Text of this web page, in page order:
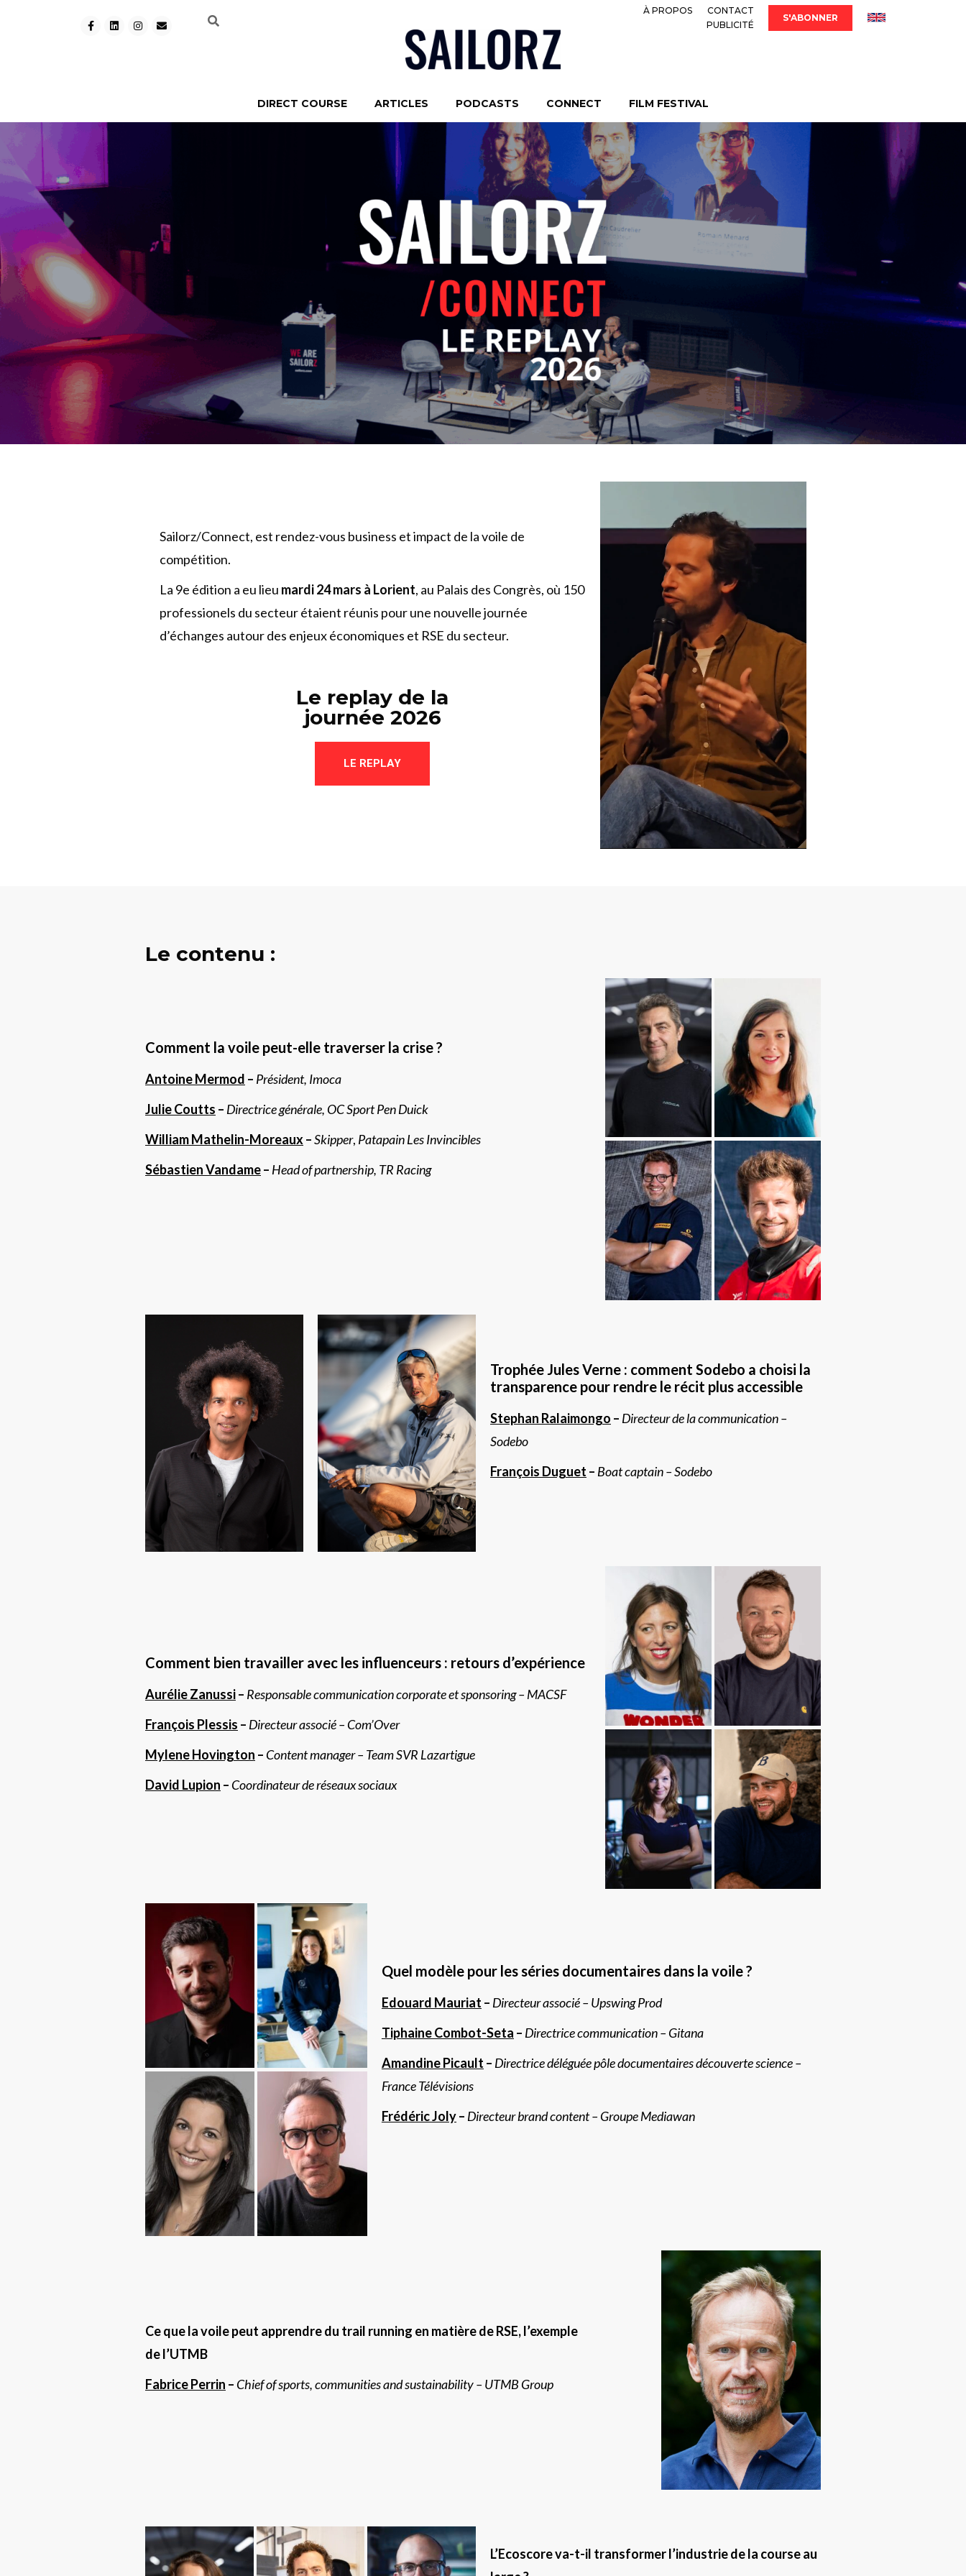
À PROPOS
CONTACT
PUBLICITÉ
S'ABONNER
DIRECT COURSE ARTICLES PODCASTS CONNECT FILM FESTIVAL
Sailorz/Connect, est rendez-vous business et impact de la voile de
compétition.
La 9e édition a eu lieu mardi 24 mars à Lorient, au Palais des Congrès, où 150
professionels du secteur étaient réunis pour une nouvelle journée
d’échanges autour des enjeux économiques et RSE du secteur.
Le replay de la
journée 2026
LE REPLAY
Le contenu :
Comment la voile peut-elle traverser la crise ?
Antoine Mermod – Président, Imoca
Julie Coutts – Directrice générale, OC Sport Pen Duick
William Mathelin-Moreaux–Skipper, Patapain Les Invincibles
Sébastien Vandame– Head of partnership, TR Racing
Trophée Jules Verne : comment Sodebo a choisi la
transparence pour rendre le récit plus accessible
Stephan Ralaimongo – Directeur de la communication –
Sodebo
François Duguet – Boat captain – Sodebo
Comment bien travailler avec les influenceurs : retours d’expérience
Aurélie Zanussi– Responsable communication corporate et sponsoring – MACSF
François Plessis – Directeur associé – Com’Over
Mylene Hovington – Content manager – Team SVR Lazartigue
David Lupion – Coordinateur de réseaux sociaux
Quel modèle pour les séries documentaires dans la voile ?
Edouard Mauriat – Directeur associé – Upswing Prod
Tiphaine Combot-Seta – Directrice communication – Gitana
Amandine Picault – Directrice déléguée pôle documentaires découverte science –
France Télévisions
Frédéric Joly– Directeur brand content – Groupe Mediawan
Ce que la voile peut apprendre du trail running en matière de RSE, l’exemple
de l’UTMB
Fabrice Perrin – Chief of sports, communities and sustainability – UTMB Group
L’Ecoscore va-t-il transformer l’industrie de la course au